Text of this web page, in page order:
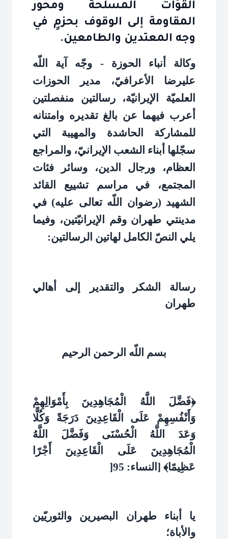
القوّات المسلّحة ومحور
المقاومة إلى الوقوف بحزمٍ في
وجه المعتدين والطامعين.
وكالة أنباء الحوزة - وجّه آية اللّه
عليرضا الأعرافيّ، مدير الحوزات
العلميّة الإيرانيّة، رسالتين منفصلتين
أعرب فيهما عن بالغ تقديره وامتنانه
للمشاركة الحاشدة والمهيبة التي
سجّلها أبناء الشعب الإيرانيّ، والمراجع
العظام، ورجال الدين، وسائر فئات
المجتمع، في مراسم تشييع القائد
الشهيد (رضوان اللّه تعالى عليه) في
مدينتي طهران وقم الإيرانيّتين، وفيما
يلي النصّ الكامل لهاتين الرسالتين:
رسالة الشكر والتقدير إلى أهالي
طهران
بسم اللّه الرحمن الرحيم
﴿فَضَّلَ اللَّهُ الْمُجَاهِدِينَ بِأَمْوَالِهِمْ
وَأَنْفُسِهِمْ عَلَى الْقَاعِدِينَ دَرَجَةً وَكُلًّا
وَعَدَ اللَّهُ الْحُسْنَى وَفَضَّلَ اللَّهُ
الْمُجَاهِدِينَ عَلَى الْقَاعِدِينَ أَجْرًا
عَظِيمًا﴾ [النساء: 95
]
يا أبناء طهران البصيرين والثوريّين
والأباة؛